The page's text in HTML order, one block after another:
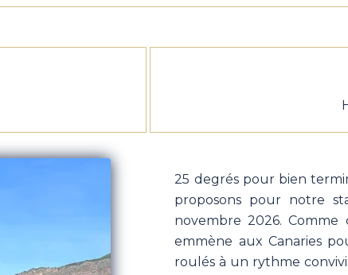
25 degrés pour bien
proposons pour notre
novembre 2026. Comme
emmène aux Canaries
roulés à un rythme